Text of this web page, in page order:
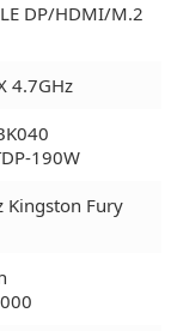
DP/HDMI/M.2
4.7GHz
190W
Kingston Fury